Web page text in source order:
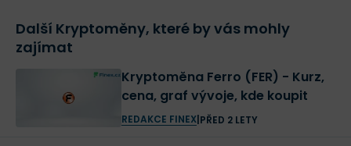
Další Kryptoměny, které by vás mohly
zajímat
Kryptoměna Ferro (FER) - Kurz,
cena, graf vývoje, kde koupit
REDAKCE FINEX| PŘED 2 LETY